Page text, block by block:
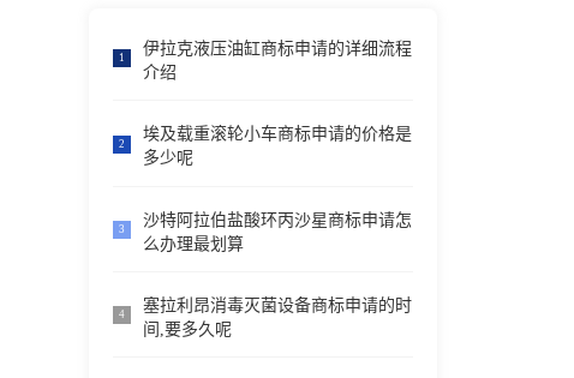
1
伊拉克液压油缸商标申请的详细流程
介绍
2
埃及载重滚轮小车商标申请的价格是
多少呢
3
沙特阿拉伯盐酸环丙沙星商标申请怎
么办理最划算
4
塞拉利昂消毒灭菌设备商标申请的时
间,要多久呢